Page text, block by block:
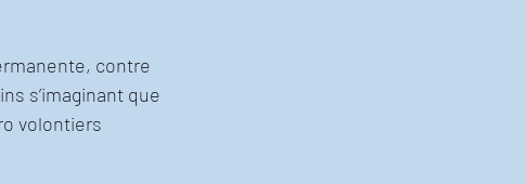
contre
s’imaginant que
volontiers